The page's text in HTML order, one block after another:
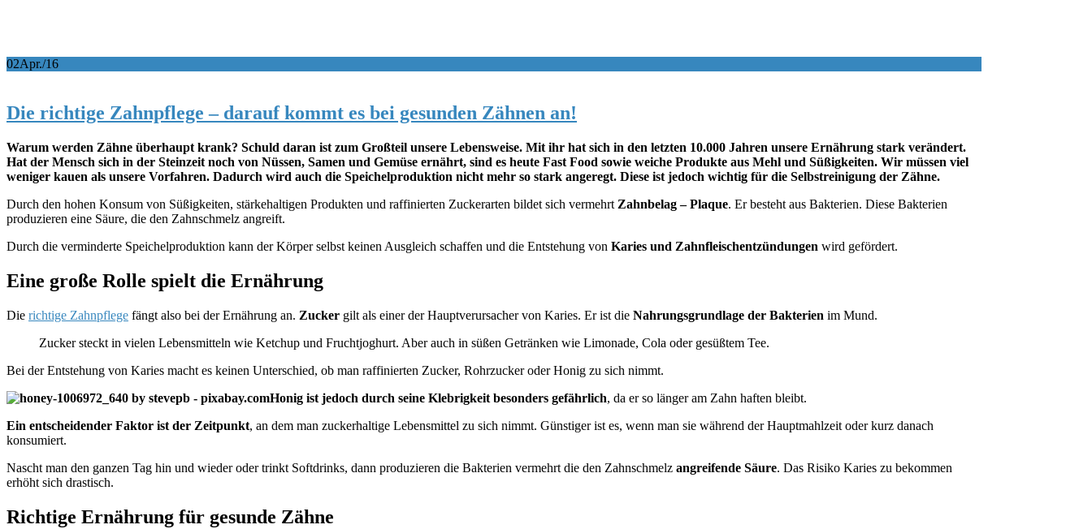
02Apr./16
Die richtige Zahnpflege – darauf kommt es bei gesunden Zähnen an!
Warum werden Zähne überhaupt krank? Schuld daran ist zum Großteil unsere Lebensweise. Mit ihr hat sich in den letzten 10.000 Jahren unsere Ernährung stark verändert.
Hat der Mensch sich in der Steinzeit noch von Nüssen, Samen und Gemüse ernährt, sind es heute Fast Food sowie weiche Produkte aus Mehl und Süßigkeiten. Wir müssen viel
weniger kauen als unsere Vorfahren. Dadurch wird auch die Speichelproduktion nicht mehr so stark angeregt. Diese ist jedoch wichtig für die Selbstreinigung der Zähne.
Durch den hohen Konsum von Süßigkeiten, stärkehaltigen Produkten und raffinierten Zuckerarten bildet sich vermehrt Zahnbelag – Plaque. Er besteht aus Bakterien. Diese Bakterien
produzieren eine Säure, die den Zahnschmelz angreift.
Durch die verminderte Speichelproduktion kann der Körper selbst keinen Ausgleich schaffen und die Entstehung von Karies und Zahnfleischentzündungen wird gefördert.
Eine große Rolle spielt die Ernährung
Die richtige Zahnpflege fängt also bei der Ernährung an. Zucker gilt als einer der Hauptverursacher von Karies. Er ist die Nahrungsgrundlage der Bakterien im Mund.
Zucker steckt in vielen Lebensmitteln wie Ketchup und Fruchtjoghurt. Aber auch in süßen Getränken wie Limonade, Cola oder gesüßtem Tee.
Bei der Entstehung von Karies macht es keinen Unterschied, ob man raffinierten Zucker, Rohrzucker oder Honig zu sich nimmt.
Honig ist jedoch durch seine Klebrigkeit besonders gefährlich, da er so länger am Zahn haften bleibt.
Ein entscheidender Faktor ist der Zeitpunkt, an dem man zuckerhaltige Lebensmittel zu sich nimmt. Günstiger ist es, wenn man sie während der Hauptmahlzeit oder kurz danach
konsumiert.
Nascht man den ganzen Tag hin und wieder oder trinkt Softdrinks, dann produzieren die Bakterien vermehrt die den Zahnschmelz angreifende Säure. Das Risiko Karies zu bekommen
erhöht sich drastisch.
Richtige Ernährung für gesunde Zähne